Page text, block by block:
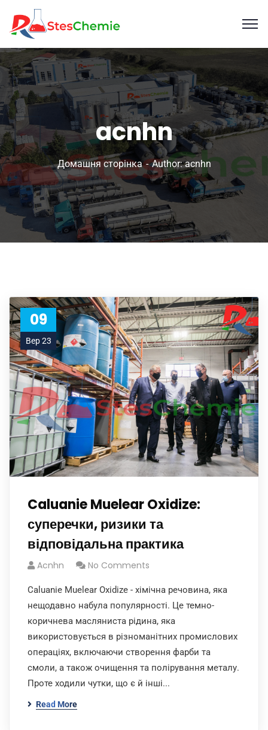
acnhn
Домашня сторінка Author: acnhn
09
Вер 23
Caluanie Muelear Oxidize:
суперечки, ризики та
відповідальна практика
Acnhn No Comments
Caluanie Muelear Oxidize - хімічна речовина, яка
нещодавно набула популярності. Це темно-
коричнева масляниста рідина, яка
використовується в різноманітних промислових
операціях, включаючи створення фарби та
смоли, а також очищення та полірування металу.
Проте ходили чутки, що є й інші...
Read More